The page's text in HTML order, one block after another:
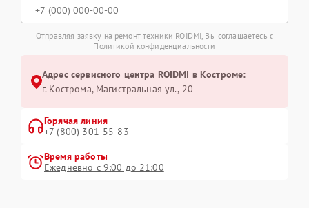
Отправляя заявку на ремонт техники ROIDMI, Вы соглашаетесь с
Политикой конфиденциальности
Адрес сервисного центра ROIDMI в Костроме:
г. Кострома, Магистральная ул., 20
Горячая линия
+7 (800) 301-55-83
Время работы
Ежедневно с 9:00 до 21:00